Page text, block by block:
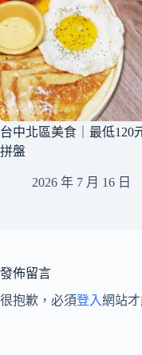
台中北區美食｜最低120
拼盤
2026 年 7 月 16 日
發佈留言
很抱歉，必須登入網站才